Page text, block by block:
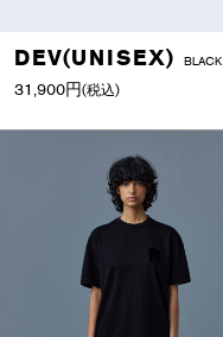
DEV(UNISEX) BLACK
31,900円(税込)